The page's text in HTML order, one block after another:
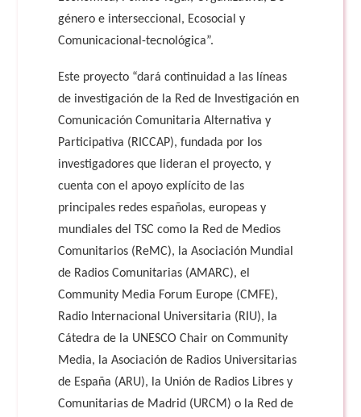
género e interseccional, Ecosocial y
Comunicacional-tecnológica”.
Este proyecto “dará continuidad a las líneas
de investigación de la Red de Investigación en
Comunicación Comunitaria Alternativa y
Participativa (RICCAP), fundada por los
investigadores que lideran el proyecto, y
cuenta con el apoyo explícito de las
principales redes españolas, europeas y
mundiales del TSC como la Red de Medios
Comunitarios (ReMC), la Asociación Mundial
de Radios Comunitarias (AMARC), el
Community Media Forum Europe (CMFE),
Radio Internacional Universitaria (RIU), la
Cátedra de la UNESCO Chair on Community
Media, la Asociación de Radios Universitarias
de España (ARU), la Unión de Radios Libres y
Comunitarias de Madrid (URCM) o la Red de